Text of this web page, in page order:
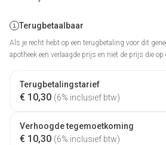
Terugbetaalbaar
Als je recht hebt op een terugbetaling voor dit
apotheek een verlaagde prijs en niet de prijs die
Terugbetalingstarief
€ 10,30 (6% inclusief btw)
Verhoogde tegemoetkoming
€ 10,30 (6% inclusief btw)